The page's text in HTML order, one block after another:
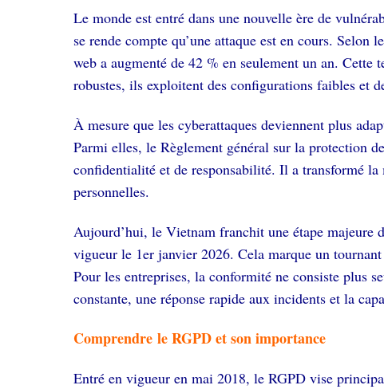
Le monde est entré dans une nouvelle ère de
se rende compte qu’une attaque est en cours.
web a augmenté de 42 % en seulement un an.
robustes, ils exploitent des configurations faibles et
À mesure que les cyberattaques deviennent plus
Parmi elles, le Règlement général sur la protection
confidentialité et de responsabilité. Il a transformé
personnelles.
Aujourd’hui, le Vietnam franchit une étape majeure
vigueur le 1er janvier 2026. Cela marque un
Pour les entreprises, la conformité ne consiste plus
constante, une réponse rapide aux incidents et la
Comprendre le RGPD et son importance
Entré en vigueur en mai 2018, le RGPD vise